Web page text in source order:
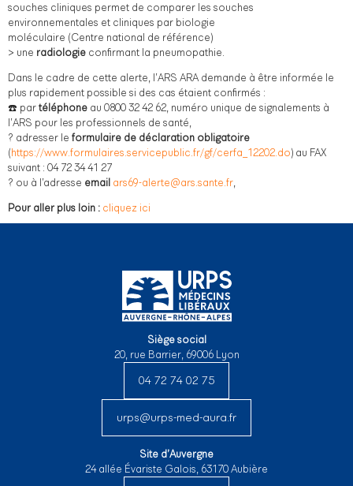
souches cliniques permet de comparer les souches
environnementales et cliniques par biologie
moléculaire (Centre national de référence)
> une radiologie confirmant la pneumopathie.
Dans le cadre de cette alerte, l’ARS ARA demande à être informée le
plus rapidement possible si des cas étaient confirmés :
☎️ par téléphone au 0800 32 42 62, numéro unique de signalements à
l’ARS pour les professionnels de santé,
? adresser le formulaire de déclaration obligatoire
(https://www.formulaires.servicepublic.fr/gf/cerfa_12202.do) au FAX
suivant : 04 72 34 41 27
? ou à l’adresse email ars69-alerte@ars.sante.fr,
Pour aller plus loin : cliquez ici
Siège social
20, rue Barrier, 69006 Lyon
04 72 74 02 75
urps@urps-med-aura.fr
Site d’Auvergne
24 allée Évariste Galois, 63170 Aubière